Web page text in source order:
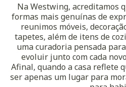
Na Westwing, acreditamos
formas mais genuínas de
reunimos móveis,
tapetes, além de itens de
uma curadoria pensada
evoluir junto com cada
Afinal, quando a casa reflete
ser apenas um lugar para